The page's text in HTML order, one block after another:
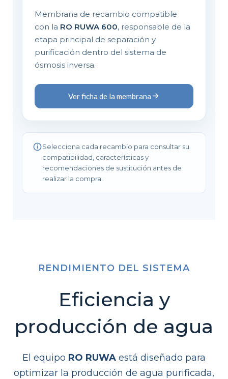
Membrana de recambio compatible
con la RO RUWA 600, responsable de la
etapa principal de separación y
purificación dentro del sistema de
ósmosis inversa.
Ver ficha de la membrana
Selecciona cada recambio para consultar su
compatibilidad, características y
recomendaciones de sustitución antes de
realizar la compra.
RENDIMIENTO DEL SISTEMA
Eficiencia y
producción de agua
El equipo RO RUWA está diseñado para
optimizar la producción de agua purificada,